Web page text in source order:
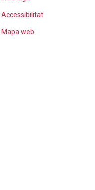
Accessibilitat
Mapa web